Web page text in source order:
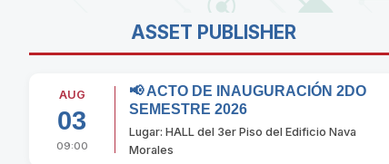
ASSET PUBLISHER
AUG
03
09:00
📢 ACTO DE INAUGURACIÓN 2DO
SEMESTRE 2026
Lugar: HALL del 3er Piso del Edificio Nava
Morales